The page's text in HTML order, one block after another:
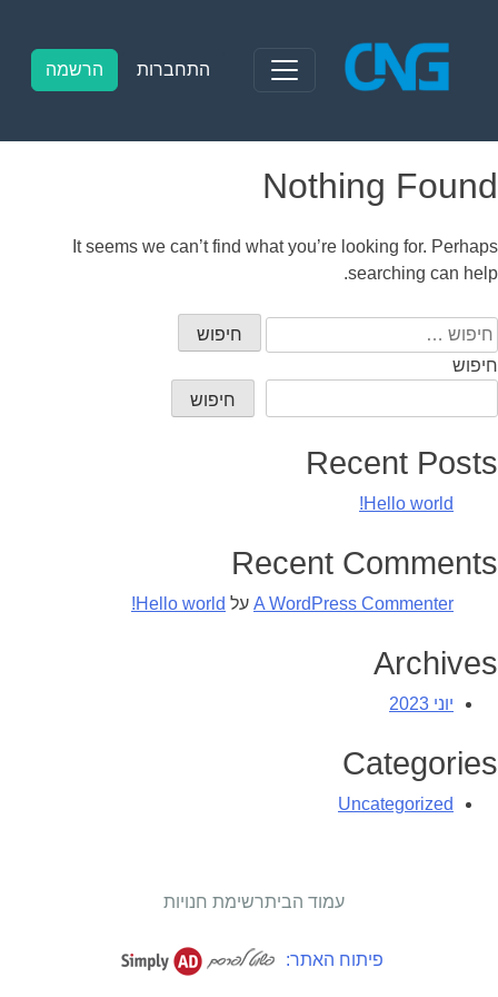
content
התחברות הרשמה
Nothing Found
It seems we can’t find what you’re looking for. Perhaps
searching can help.
חיפוש:
חיפוש
חיפוש
Recent Posts
Hello world!
Recent Comments
A WordPress Commenter על Hello world!
Archives
יוני 2023
Categories
Uncategorized
עמוד הביתרשימת חנויות
פיתוח האתר: